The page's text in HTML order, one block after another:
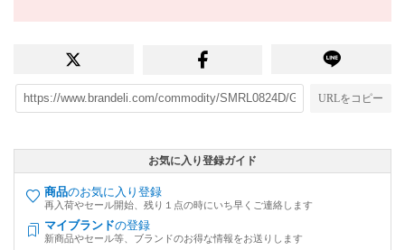
URLをコピー
お気に入り登録ガイド
商品のお気に入り登録
再入荷やセール開始、残り１点の時にいち早くご連絡します
マイブランドの登録
新商品やセール等、ブランドのお得な情報をお送りします